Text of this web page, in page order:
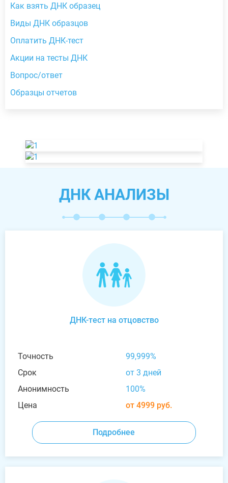
Как взять ДНК образец
Виды ДНК образцов
Оплатить ДНК-тест
Акции на тесты ДНК
Вопрос/ответ
Образцы отчетов
ДНК АНАЛИЗЫ
ДНК-тест на отцовство
Точность
99,999%
Срок
от 3 дней
Анонимность
100%
Цена
от 4999 руб.
Подробнее